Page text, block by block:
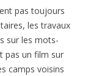
pas toujours
les travaux
sur les mots-
pas un film sur
camps voisins